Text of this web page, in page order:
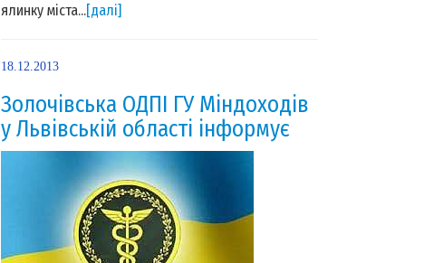
ялинку міста...[далі]
18.12.2013
Золочівська ОДПІ ГУ Міндоходів
у Львівській області інформує